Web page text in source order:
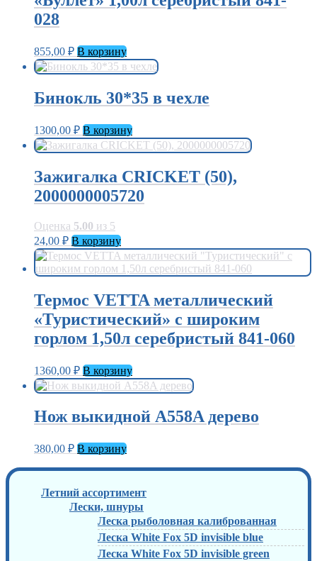
028
855,00 ₽ В корзину
Бинокль 30*35 в чехле
1300,00 ₽ В корзину
Зажигалка CRICKET (50),
2000000005720
Оценка 5.00 из 5
24,00 ₽ В корзину
Термос VETTA металлический
«Туристический» с широким
горлом 1,50л серебристый 841-060
1360,00 ₽ В корзину
Нож выкидной A558A дерево
380,00 ₽ В корзину
Летний ассортимент
Лески, шнуры
Леска рыболовная калиброванная
Леска White Fox 5D invisible blue
Леска White Fox 5D invisible green